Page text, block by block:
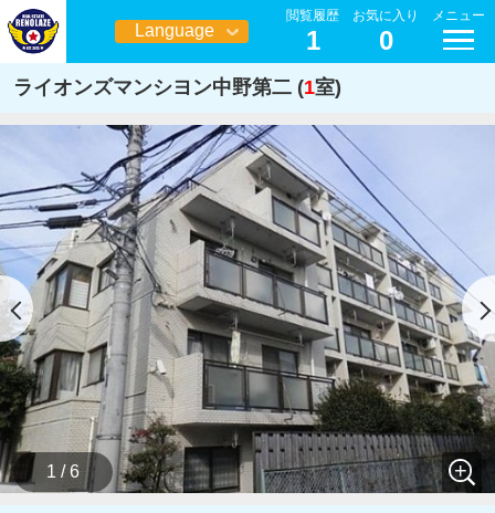
Language
日本語
閲覧履歴
1
お気に入り
0
メニュー
ライオンズマンシヨン中野第二 (1室)
1 / 6